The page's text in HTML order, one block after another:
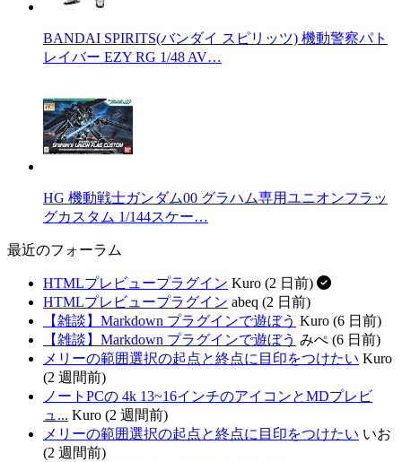
BANDAI SPIRITS(バンダイ スピリッツ) 機動警察パト
レイバー EZY RG 1/48 AV…
HG 機動戦士ガンダム00 グラハム専用ユニオンフラッ
グカスタム 1/144スケー…
最近のフォーラム
HTMLプレビュープラグイン Kuro (2 日前)
HTMLプレビュープラグイン abeq (2 日前)
【雑談】Markdown プラグインで遊ぼう Kuro (6 日前)
【雑談】Markdown プラグインで遊ぼう みぺ (6 日前)
メリーの範囲選択の起点と終点に目印をつけたい Kuro
(2 週間前)
ノートPCの 4k 13~16インチのアイコンとMDプレビ
ュ... Kuro (2 週間前)
メリーの範囲選択の起点と終点に目印をつけたい いお
(2 週間前)